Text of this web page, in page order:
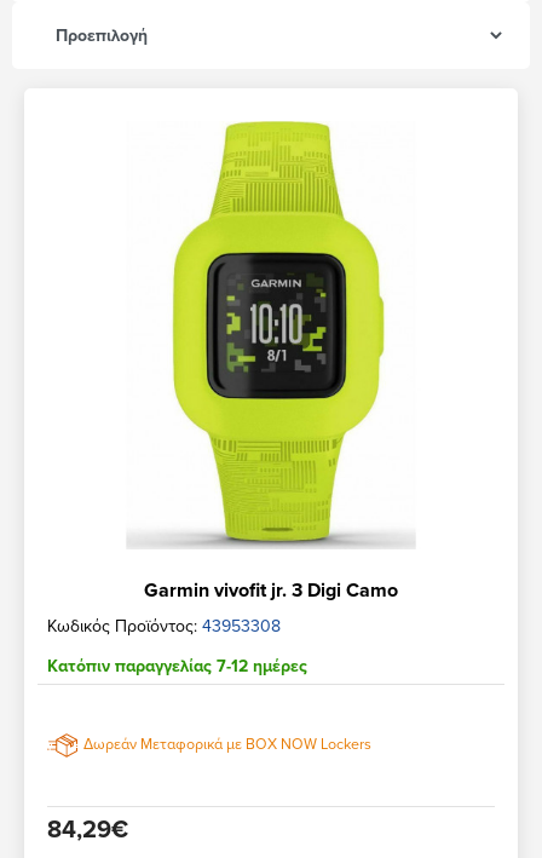
Garmin vivofit jr. 3 Digi Camo
Κωδικός Προϊόντος: 43953308
Κατόπιν παραγγελίας 7-12 ημέρες
Δωρεάν Μεταφορικά με BOX NOW Lockers
84,29€